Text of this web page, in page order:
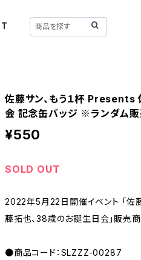
佐藤サン、もう１杯 Presents
会 記念缶バッジ ※ランダム
¥550
SOLD OUT
2022年5月22日開催イベント 「佐
藤拓也、38歳のお誕生日会」販売
●商品コード：SLZZZ-00287